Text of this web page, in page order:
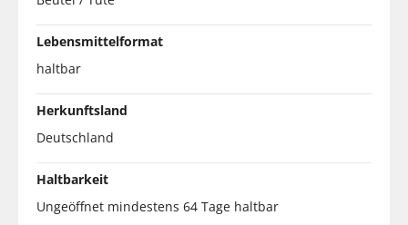
Lebensmittelformat
haltbar
Herkunftsland
Deutschland
Haltbarkeit
Ungeöffnet mindestens 64 Tage haltbar